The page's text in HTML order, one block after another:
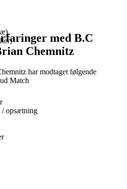
opsætning
med B.C
Chemnitz
har modtaget følgende
Match